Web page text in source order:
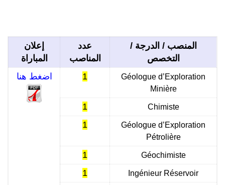
إعلان
المباراة
عدد
المناصب
المنصب / الدرجة /
التخصص
اضغط هنا
1
Géologue d’Exploration
Minière
1 Chimiste
1
Géologue d’Exploration
Pétrolière
1 Géochimiste
1 Ingénieur Réservoir